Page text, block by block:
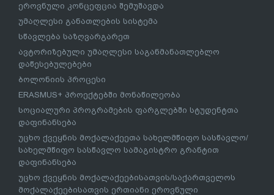
ეროვნული კონცეფცია შემუშავდა
უმაღლესი განათლების სისტემა
სწავლება საზღვარგარეთ
ავტორიზებული უმაღლესი საგანმანათლებლო
დაწესებულებები
ბოლონიის პროცესი
ERASMUS+ პროექტებში მონაწილეობა
სოციალური პროგრამების ფარგლებში სტუდენტთა
დაფინანსება
უცხო ქვეყნის მოქალაქეეთა სახელმწიფო სასწავლო/
სახელმწიფო სასწავლო სამაგისტრო გრანტით
დაფინანსება
უცხო ქვეყნის მოქალაქეებისათვის/საქართველოს
მოქალაქეებისათვის ერთიანი ეროვნული